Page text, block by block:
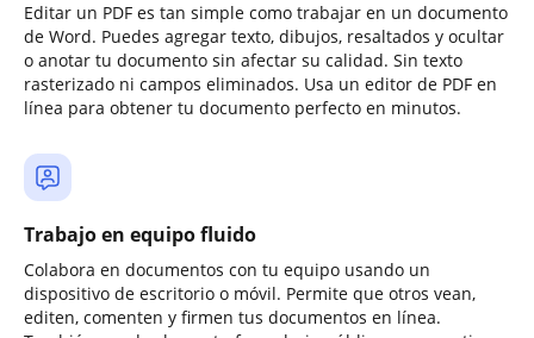
Editar un PDF es tan simple como trabajar en un documento
de Word. Puedes agregar texto, dibujos, resaltados y ocultar
o anotar tu documento sin afectar su calidad. Sin texto
rasterizado ni campos eliminados. Usa un editor de PDF en
línea para obtener tu documento perfecto en minutos.
Trabajo en equipo fluido
Colabora en documentos con tu equipo usando un
dispositivo de escritorio o móvil. Permite que otros vean,
editen, comenten y firmen tus documentos en línea.